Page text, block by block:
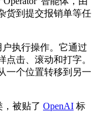
货到提交报销单等任
执行操作。它通过
点击、滚动和打字。
一个位置转移到另一
，被贴了 OpenAI 标